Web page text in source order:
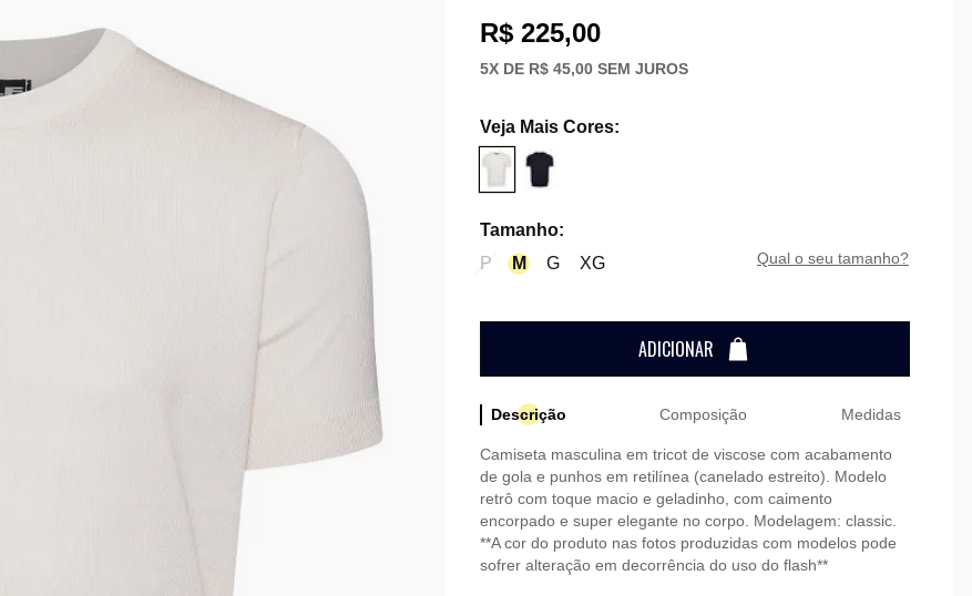
R$ 225,00
5X DE R$ 45,00SEM JUROS
Veja Mais Cores:
Tamanho:
P
M G XG qual o seu tamanho?
ADICIONAR
Descrição Composição Medidas
Camiseta masculina em tricot de viscose com acabamento
de gola e punhos em retilínea (canelado estreito). Modelo
retrô com toque macio e geladinho, com caimento
encorpado e super elegante no corpo. Modelagem: classic.
**A cor do produto nas fotos produzidas com modelos pode
sofrer alteração em decorrência do uso do flash**